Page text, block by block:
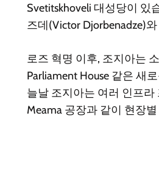
Svetitskhoveli 대성당이 있
즈데(Victor Djorbenadze)
로즈 혁명 이후, 조지아는
Parliament House 같은 새
늘날 조지아는 여러 인프라
Meama 공장과 같이 현장